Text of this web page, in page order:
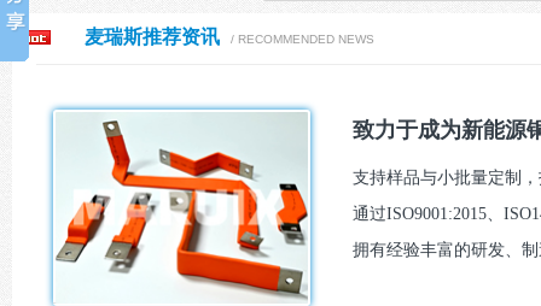
麦瑞斯推荐资讯 / RECOMMENDED NEWS
致力于成为新能源
支持样品与小批量定制
通过ISO9001:2015、
拥有经验丰富的研发、